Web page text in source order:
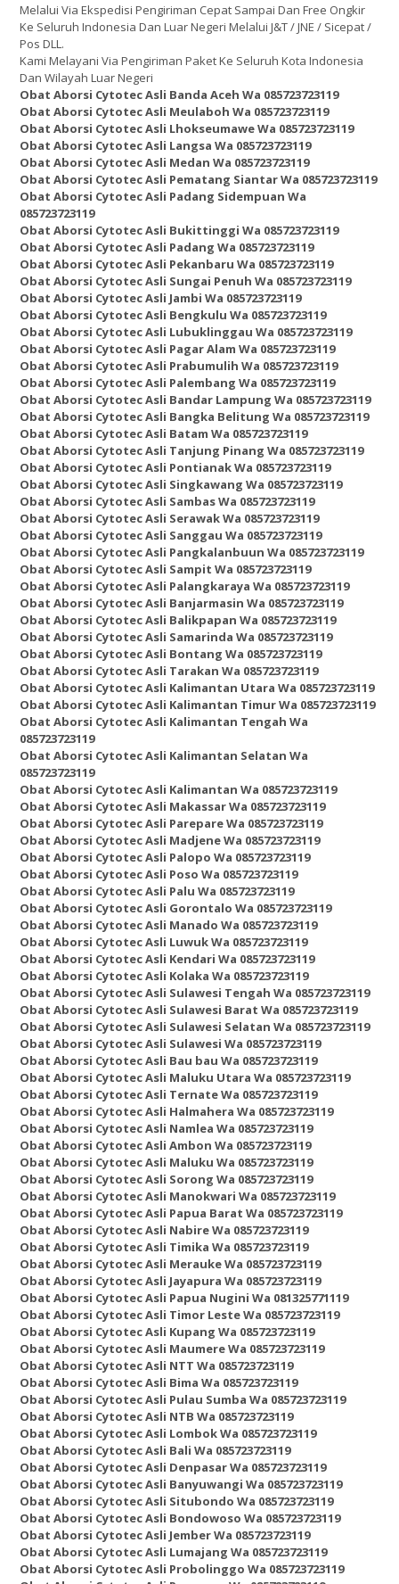
Melalui Via Ekspedisi Pengiriman Cepat Sampai Dan Free Ongkir
Ke Seluruh Indonesia Dan Luar Negeri Melalui J&T / JNE / Sicepat /
Pos DLL.
Kami Melayani Via Pengiriman Paket Ke Seluruh Kota Indonesia
Dan Wilayah Luar Negeri
Obat Aborsi Cytotec Asli Banda Aceh Wa 085723723119
Obat Aborsi Cytotec Asli Meulaboh Wa 085723723119
Obat Aborsi Cytotec Asli Lhokseumawe Wa 085723723119
Obat Aborsi Cytotec Asli Langsa Wa 085723723119
Obat Aborsi Cytotec Asli Medan Wa 085723723119
Obat Aborsi Cytotec Asli Pematang Siantar Wa 085723723119
Obat Aborsi Cytotec Asli Padang Sidempuan Wa
085723723119
Obat Aborsi Cytotec Asli Bukittinggi Wa 085723723119
Obat Aborsi Cytotec Asli Padang Wa 085723723119
Obat Aborsi Cytotec Asli Pekanbaru Wa 085723723119
Obat Aborsi Cytotec Asli Sungai Penuh Wa 085723723119
Obat Aborsi Cytotec Asli Jambi Wa 085723723119
Obat Aborsi Cytotec Asli Bengkulu Wa 085723723119
Obat Aborsi Cytotec Asli Lubuklinggau Wa 085723723119
Obat Aborsi Cytotec Asli Pagar Alam Wa 085723723119
Obat Aborsi Cytotec Asli Prabumulih Wa 085723723119
Obat Aborsi Cytotec Asli Palembang Wa 085723723119
Obat Aborsi Cytotec Asli Bandar Lampung Wa 085723723119
Obat Aborsi Cytotec Asli Bangka Belitung Wa 085723723119
Obat Aborsi Cytotec Asli Batam Wa 085723723119
Obat Aborsi Cytotec Asli Tanjung Pinang Wa 085723723119
Obat Aborsi Cytotec Asli Pontianak Wa 085723723119
Obat Aborsi Cytotec Asli Singkawang Wa 085723723119
Obat Aborsi Cytotec Asli Sambas Wa 085723723119
Obat Aborsi Cytotec Asli Serawak Wa 085723723119
Obat Aborsi Cytotec Asli Sanggau Wa 085723723119
Obat Aborsi Cytotec Asli Pangkalanbuun Wa 085723723119
Obat Aborsi Cytotec Asli Sampit Wa 085723723119
Obat Aborsi Cytotec Asli Palangkaraya Wa 085723723119
Obat Aborsi Cytotec Asli Banjarmasin Wa 085723723119
Obat Aborsi Cytotec Asli Balikpapan Wa 085723723119
Obat Aborsi Cytotec Asli Samarinda Wa 085723723119
Obat Aborsi Cytotec Asli Bontang Wa 085723723119
Obat Aborsi Cytotec Asli Tarakan Wa 085723723119
Obat Aborsi Cytotec Asli Kalimantan Utara Wa 085723723119
Obat Aborsi Cytotec Asli Kalimantan Timur Wa 085723723119
Obat Aborsi Cytotec Asli Kalimantan Tengah Wa
085723723119
Obat Aborsi Cytotec Asli Kalimantan Selatan Wa
085723723119
Obat Aborsi Cytotec Asli Kalimantan Wa 085723723119
Obat Aborsi Cytotec Asli Makassar Wa 085723723119
Obat Aborsi Cytotec Asli Parepare Wa 085723723119
Obat Aborsi Cytotec Asli Madjene Wa 085723723119
Obat Aborsi Cytotec Asli Palopo Wa 085723723119
Obat Aborsi Cytotec Asli Poso Wa 085723723119
Obat Aborsi Cytotec Asli Palu Wa 085723723119
Obat Aborsi Cytotec Asli Gorontalo Wa 085723723119
Obat Aborsi Cytotec Asli Manado Wa 085723723119
Obat Aborsi Cytotec Asli Luwuk Wa 085723723119
Obat Aborsi Cytotec Asli Kendari Wa 085723723119
Obat Aborsi Cytotec Asli Kolaka Wa 085723723119
Obat Aborsi Cytotec Asli Sulawesi Tengah Wa 085723723119
Obat Aborsi Cytotec Asli Sulawesi Barat Wa 085723723119
Obat Aborsi Cytotec Asli Sulawesi Selatan Wa 085723723119
Obat Aborsi Cytotec Asli Sulawesi Wa 085723723119
Obat Aborsi Cytotec Asli Bau bau Wa 085723723119
Obat Aborsi Cytotec Asli Maluku Utara Wa 085723723119
Obat Aborsi Cytotec Asli Ternate Wa 085723723119
Obat Aborsi Cytotec Asli Halmahera Wa 085723723119
Obat Aborsi Cytotec Asli Namlea Wa 085723723119
Obat Aborsi Cytotec Asli Ambon Wa 085723723119
Obat Aborsi Cytotec Asli Maluku Wa 085723723119
Obat Aborsi Cytotec Asli Sorong Wa 085723723119
Obat Aborsi Cytotec Asli Manokwari Wa 085723723119
Obat Aborsi Cytotec Asli Papua Barat Wa 085723723119
Obat Aborsi Cytotec Asli Nabire Wa 085723723119
Obat Aborsi Cytotec Asli Timika Wa 085723723119
Obat Aborsi Cytotec Asli Merauke Wa 085723723119
Obat Aborsi Cytotec Asli Jayapura Wa 085723723119
Obat Aborsi Cytotec Asli Papua Nugini Wa 081325771119
Obat Aborsi Cytotec Asli Timor Leste Wa 085723723119
Obat Aborsi Cytotec Asli Kupang Wa 085723723119
Obat Aborsi Cytotec Asli Maumere Wa 085723723119
Obat Aborsi Cytotec Asli NTT Wa 085723723119
Obat Aborsi Cytotec Asli Bima Wa 085723723119
Obat Aborsi Cytotec Asli Pulau Sumba Wa 085723723119
Obat Aborsi Cytotec Asli NTB Wa 085723723119
Obat Aborsi Cytotec Asli Lombok Wa 085723723119
Obat Aborsi Cytotec Asli Bali Wa 085723723119
Obat Aborsi Cytotec Asli Denpasar Wa 085723723119
Obat Aborsi Cytotec Asli Banyuwangi Wa 085723723119
Obat Aborsi Cytotec Asli Situbondo Wa 085723723119
Obat Aborsi Cytotec Asli Bondowoso Wa 085723723119
Obat Aborsi Cytotec Asli Jember Wa 085723723119
Obat Aborsi Cytotec Asli Lumajang Wa 085723723119
Obat Aborsi Cytotec Asli Probolinggo Wa 085723723119